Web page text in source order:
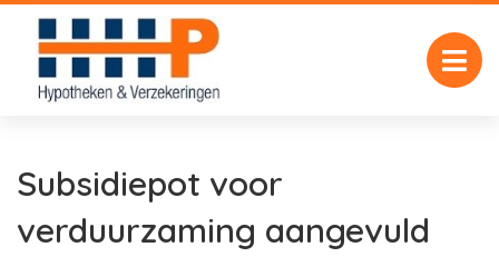
Subsidiepot voor
verduurzaming aangevuld